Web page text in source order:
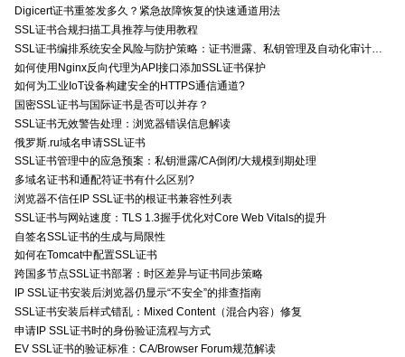
Digicert证书重签发多久？紧急故障恢复的快速通道用法
SSL证书合规扫描工具推荐与使用教程
如何使用Nginx反向代理为API接口添加SSL证书保护
如何为工业IoT设备构建安全的HTTPS通信通道?
国密SSL证书与国际证书是否可以并存？
SSL证书无效警告处理：浏览器错误信息解读
俄罗斯.ru域名申请SSL证书
SSL证书管理中的应急预案：私钥泄露/CA倒闭/大规模到期处理
多域名证书和通配符证书有什么区别?
浏览器不信任IP SSL证书的根证书兼容性列表
SSL证书与网站速度：TLS 1.3握手优化对Core Web Vitals的提升
自签名SSL证书的生成与局限性
如何在Tomcat中配置SSL证书
跨国多节点SSL证书部署：时区差异与证书同步策略
IP SSL证书安装后浏览器仍显示“不安全”的排查指南
SSL证书安装后样式错乱：Mixed Content（混合内容）修复
申请IP SSL证书时的身份验证流程与方式
EV SSL证书的验证标准：CA/Browser Forum规范解读